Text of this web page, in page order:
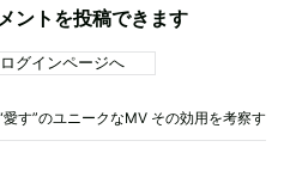
ントを投稿できます
グインページへ
す”のユニークなMV その効用を考察する